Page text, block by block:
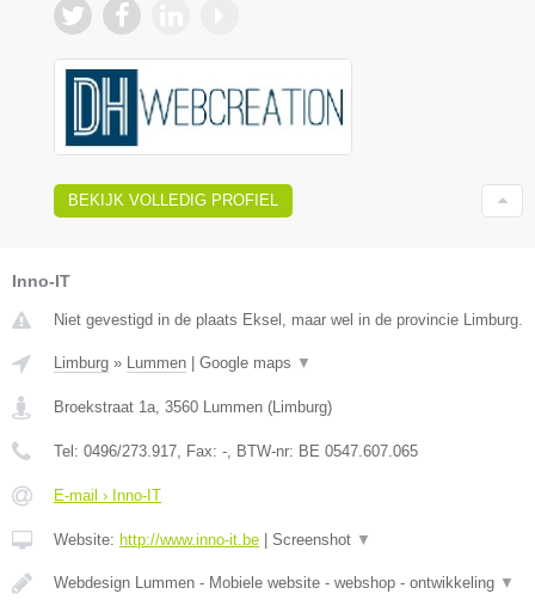
BEKIJK VOLLEDIG PROFIEL
Inno-IT
Niet gevestigd in de plaats Eksel, maar wel in de provincie Limburg.
Limburg » Lummen Google maps ▼
Broekstraat 1a, 3560 Lummen (Limburg)
Tel: 0496/273.917, Fax: -, BTW-nr: BE 0547.607.065
E-mail › Inno-IT
Website: http://www.inno-it.be Screenshot ▼
Webdesign Lummen - Mobiele website - webshop - ontwikkeling ▼